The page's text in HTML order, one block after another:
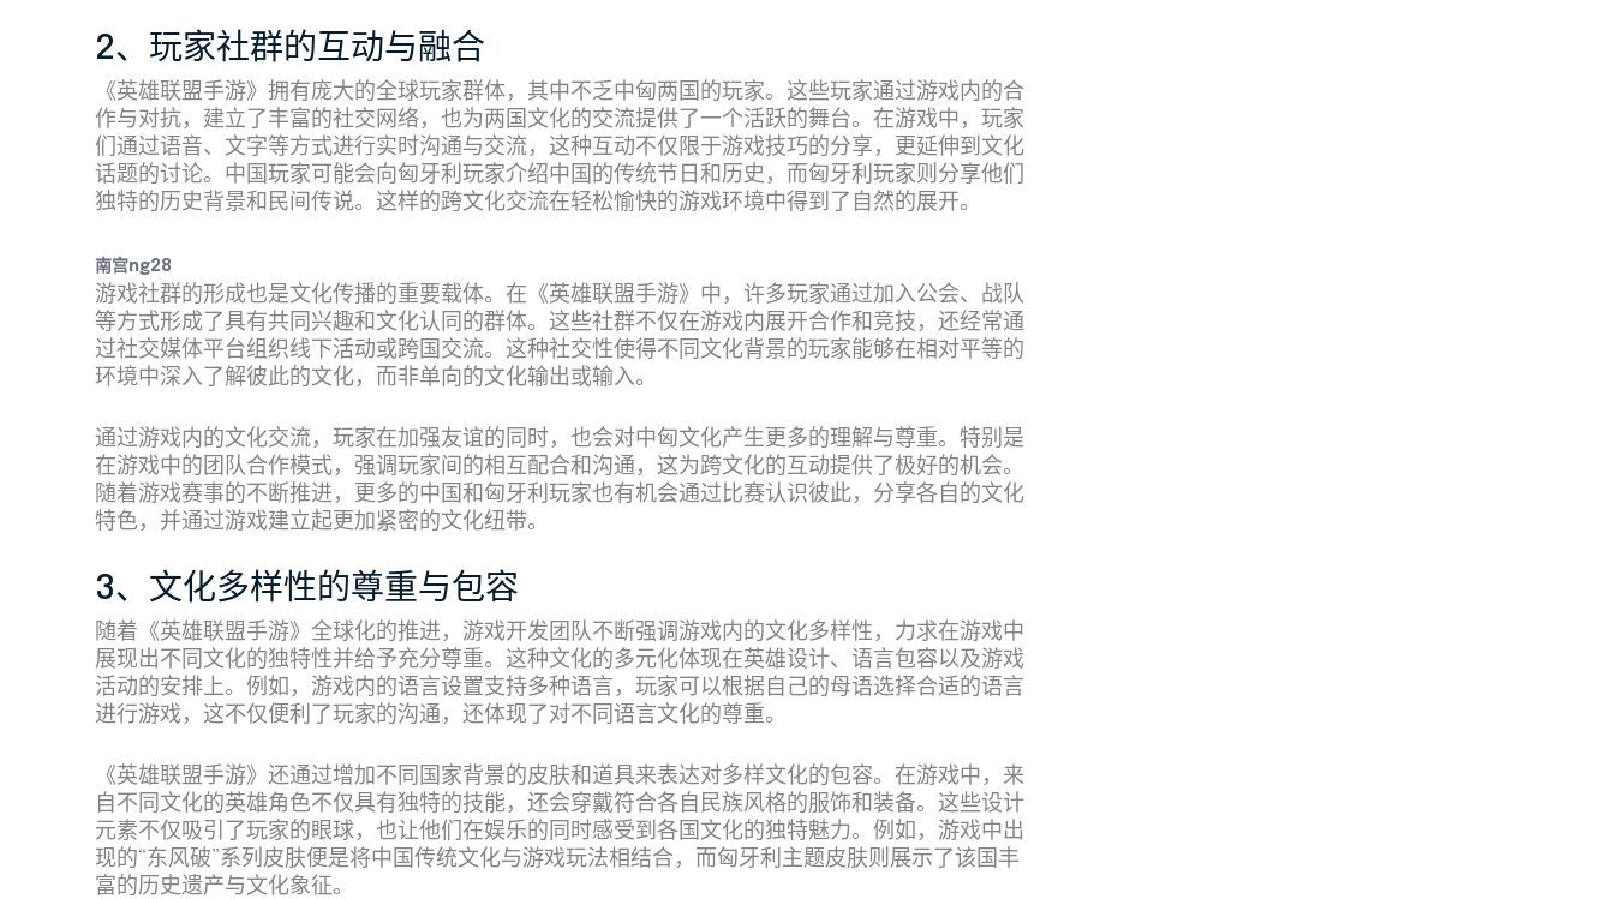
2、玩家社群的互动与融合
《英雄联盟手游》拥有庞大的全球玩家群体，其中不乏中匈两国的玩家。这些玩家通过游戏内的合
作与对抗，建立了丰富的社交网络，也为两国文化的交流提供了一个活跃的舞台。在游戏中，玩家
们通过语音、文字等方式进行实时沟通与交流，这种互动不仅限于游戏技巧的分享，更延伸到文化
话题的讨论。中国玩家可能会向匈牙利玩家介绍中国的传统节日和历史，而匈牙利玩家则分享他们
独特的历史背景和民间传说。这样的跨文化交流在轻松愉快的游戏环境中得到了自然的展开。
南宫ng28
游戏社群的形成也是文化传播的重要载体。在《英雄联盟手游》中，许多玩家通过加入公会、战队
等方式形成了具有共同兴趣和文化认同的群体。这些社群不仅在游戏内展开合作和竞技，还经常通
过社交媒体平台组织线下活动或跨国交流。这种社交性使得不同文化背景的玩家能够在相对平等的
环境中深入了解彼此的文化，而非单向的文化输出或输入。
通过游戏内的文化交流，玩家在加强友谊的同时，也会对中匈文化产生更多的理解与尊重。特别是
在游戏中的团队合作模式，强调玩家间的相互配合和沟通，这为跨文化的互动提供了极好的机会。
随着游戏赛事的不断推进，更多的中国和匈牙利玩家也有机会通过比赛认识彼此，分享各自的文化
特色，并通过游戏建立起更加紧密的文化纽带。
3、文化多样性的尊重与包容
随着《英雄联盟手游》全球化的推进，游戏开发团队不断强调游戏内的文化多样性，力求在游戏中
展现出不同文化的独特性并给予充分尊重。这种文化的多元化体现在英雄设计、语言包容以及游戏
活动的安排上。例如，游戏内的语言设置支持多种语言，玩家可以根据自己的母语选择合适的语言
进行游戏，这不仅便利了玩家的沟通，还体现了对不同语言文化的尊重。
《英雄联盟手游》还通过增加不同国家背景的皮肤和道具来表达对多样文化的包容。在游戏中，来
自不同文化的英雄角色不仅具有独特的技能，还会穿戴符合各自民族风格的服饰和装备。这些设计
元素不仅吸引了玩家的眼球，也让他们在娱乐的同时感受到各国文化的独特魅力。例如，游戏中出
现的“东风破”系列皮肤便是将中国传统文化与游戏玩法相结合，而匈牙利主题皮肤则展示了该国丰
富的历史遗产与文化象征。